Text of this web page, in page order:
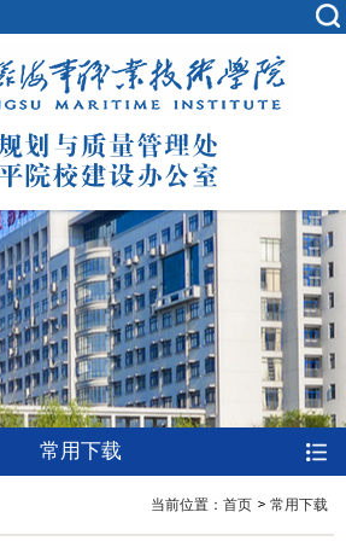
常用下载
当前位置： 首页 常用下载